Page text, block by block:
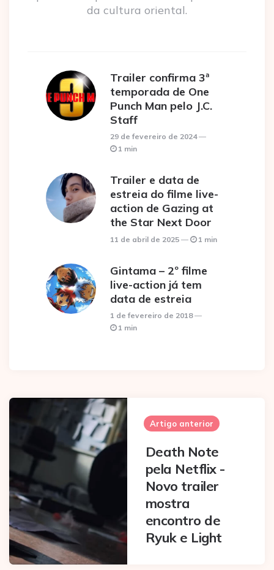
da cultura oriental.
Trailer confirma 3ª
temporada de One
Punch Man pelo J.C.
Staff
29 de fevereiro de 2024
1 min
Trailer e data de
estreia do filme live-
action de Gazing at
the Star Next Door
11 de abril de 2025 1 min
Gintama – 2º filme
live-action já tem
data de estreia
1 de fevereiro de 2018
1 min
Post
navigation
Artigo anterior
Death Note
pela Netflix -
Novo trailer
mostra
encontro de
Ryuk e Light